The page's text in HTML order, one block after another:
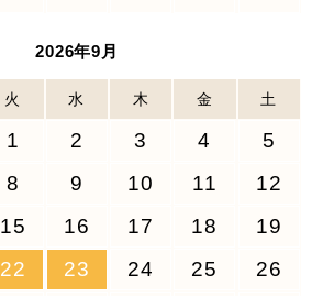
2026年9月
火 水 木 金 土
1 2 3 4
5
8 9 10 11
12
15 16 17 18
19
22 23 24 25
26